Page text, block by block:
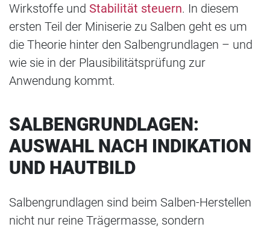
Wirkstoffe und Stabilität steuern. In diesem
ersten Teil der Miniserie zu Salben geht es um
die Theorie hinter den Salbengrundlagen – und
wie sie in der Plausibilitätsprüfung zur
Anwendung kommt.
SALBENGRUNDLAGEN:
AUSWAHL NACH INDIKATION
UND HAUTBILD
Salbengrundlagen sind beim Salben-Herstellen
nicht nur reine Trägermasse, sondern